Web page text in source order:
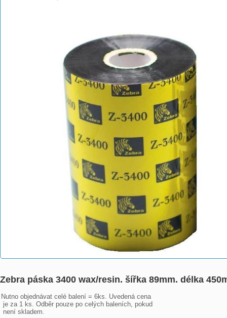
>>
Zebra páska 3400 wax/resin. šířka 89mm. délka
Nutno objednávat celé balení = 6ks. Uvedená cena
není skladem.